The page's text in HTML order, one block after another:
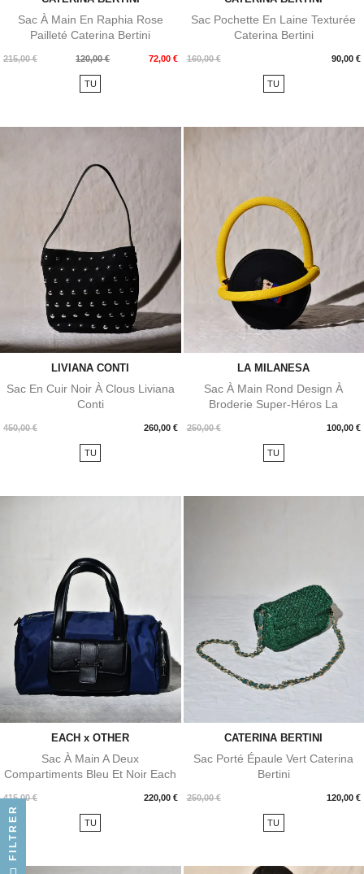
Sac À Main En Raphia Rose
Pailleté Caterina Bertini
215,00 €
Prix
120,00 € 72,00 €
Prix
TU
Sac Pochette En Laine Texturée
Caterina Bertini
160,00 € 90,00 €
Prix
TU
LIVIANA CONTI
Sac En Cuir Noir À Clous Liviana
Conti
450,00 € 260,00 €
Prix
TU
LA MILANESA
Sac À Main Rond Design À
Broderie Super-Héros La
250,00 € 100,00 €
Prix
TU
EACH x OTHER
Sac À Main A Deux
Compartiments Bleu Et Noir Each
415,00 € 220,00 €
Prix
TU
CATERINA BERTINI
Sac Porté Épaule Vert Caterina
Bertini
250,00 € 120,00 €
Prix
TU
FILTRER